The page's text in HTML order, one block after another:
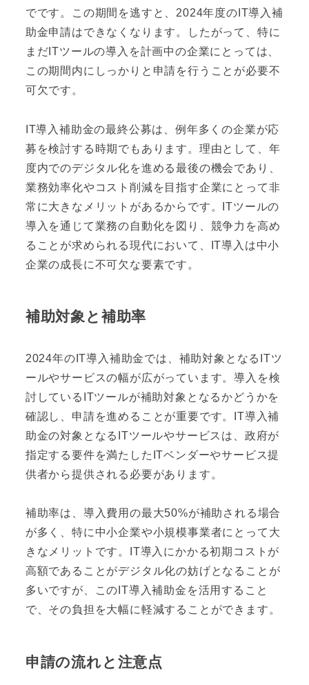
でです。この期間を逃すと、2024年度のIT導入補
助金申請はできなくなります。したがって、特に
まだITツールの導入を計画中の企業にとっては、
この期間内にしっかりと申請を行うことが必要不
可欠です。
IT導入補助金の最終公募は、例年多くの企業が応
募を検討する時期でもあります。理由として、年
度内でのデジタル化を進める最後の機会であり、
業務効率化やコスト削減を目指す企業にとって非
常に大きなメリットがあるからです。ITツールの
導入を通じて業務の自動化を図り、競争力を高め
ることが求められる現代において、IT導入は中小
企業の成長に不可欠な要素です。
補助対象と補助率
2024年のIT導入補助金では、補助対象となるITツ
ールやサービスの幅が広がっています。導入を検
討しているITツールが補助対象となるかどうかを
確認し、申請を進めることが重要です。IT導入補
助金の対象となるITツールやサービスは、政府が
指定する要件を満たしたITベンダーやサービス提
供者から提供される必要があります。
補助率は、導入費用の最大50%が補助される場合
が多く、特に中小企業や小規模事業者にとって大
きなメリットです。IT導入にかかる初期コストが
高額であることがデジタル化の妨げとなることが
多いですが、このIT導入補助金を活用すること
で、その負担を大幅に軽減することができます。
申請の流れと注意点